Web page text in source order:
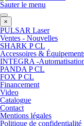
Sauter le menu
×
PULSAR Laser
Ventes - Nouvelles
SHARK P CL
Accessoires &
INTEGRA -
PANDA P CL
FOX P CL
Financement
Video
Catalogue
Contact
Mentions légales
Politique de confidentialité